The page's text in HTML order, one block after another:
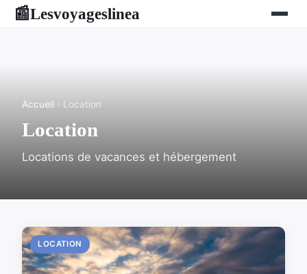
📰Lesvoyageslinea
Accueil › Location
Location
Locations de vacances et hébergement
LOCATION